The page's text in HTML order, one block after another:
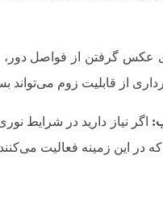
از قابلیت زوم می‌تواند
اگر نیاز دارید در شرایط
در این زمینه فعالیت